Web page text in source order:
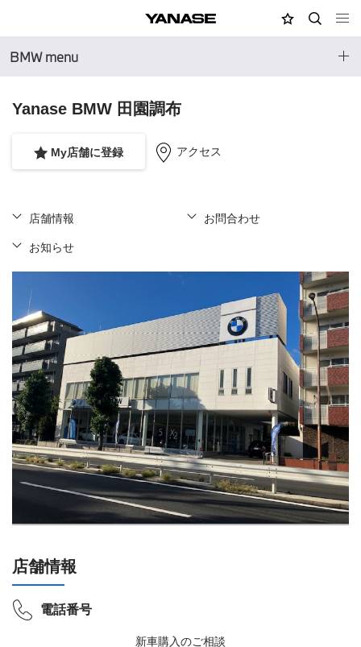
YANASE MY店舗検索
BMW menu
Yanase BMW 田園調布
My店舗に登録 アクセス
店舗情報 お問合わせ
お知らせ
店舗情報
電話番号
新車購入のご相談